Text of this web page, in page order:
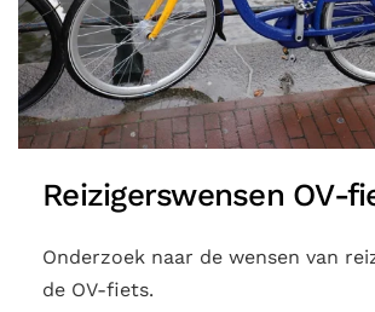
Reizigerswensen OV-
Onderzoek naar de wensen van
de OV-fiets.